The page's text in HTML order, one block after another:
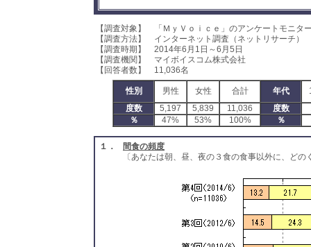
【調査対象】 「ＭｙＶｏｉｃｅ」のアンケートモニタ
【調査方法】 インターネット調査（ネットリサーチ）
【調査時期】 2014年6月1日～6月5日
【調査機関】 マイボイスコム株式会社
【回答者数】 11,036名
性別 男性 女性 合計 年代
度数
5,197 5,839 11,036 度数
％
47% 53% 100% ％
１．
間食の頻度
〔あなたは朝、昼、夜の３食の食事以外に、ど